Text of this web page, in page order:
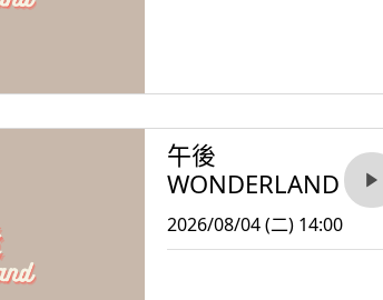
午後
WONDERLAND
2026/08/04 (二) 14:00